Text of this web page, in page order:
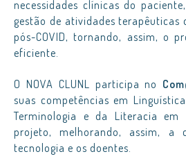
necessidades clínicas do
gestão de atividades terapêuticas
pós-COVID, tornando, assim, o
eficiente.
O NOVA CLUNL participa no
suas competências em
Terminologia e da Literacia em
projeto, melhorando, assim, a
tecnologia e os doentes.